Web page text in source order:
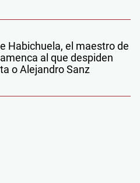
Habichuela, el maestro de
al que despiden
o Alejandro Sanz